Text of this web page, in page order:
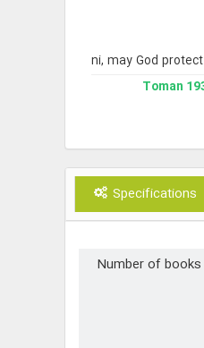
Husayni Milani, may God
Specifications
Number of books